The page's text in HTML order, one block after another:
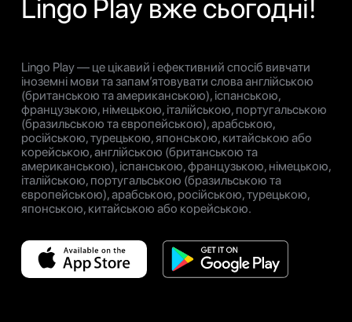
Lingo Play вже сьогодні!
Lingo Play — це цікавий і ефективний спосіб вивчати
іноземні мови та запам’ятовувати слова англійською
(британською та американською), іспанською,
французькою, німецькою, італійською, португальською
(бразильською та європейською), арабською,
російською, турецькою, японською, китайською або
корейською, англійською (британською та
американською), іспанською, французькою, німецькою,
італійською, португальською (бразильською та
європейською), арабською, російською, турецькою,
японською, китайською або корейською.